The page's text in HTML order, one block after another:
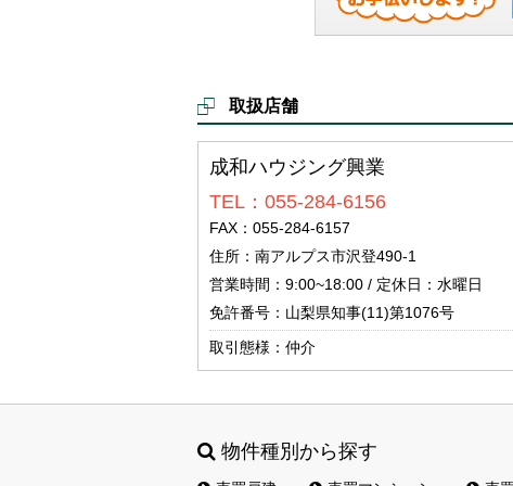
取扱店舗
成和ハウジング興業
TEL：055-284-6156
FAX：055-284-6157
住所：南アルプス市沢登490-1
営業時間：9:00~18:00 / 定休日：水曜日
免許番号：山梨県知事(11)第1076号
取引態様：仲介
物件種別から探す